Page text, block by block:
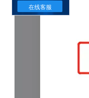
在线客服